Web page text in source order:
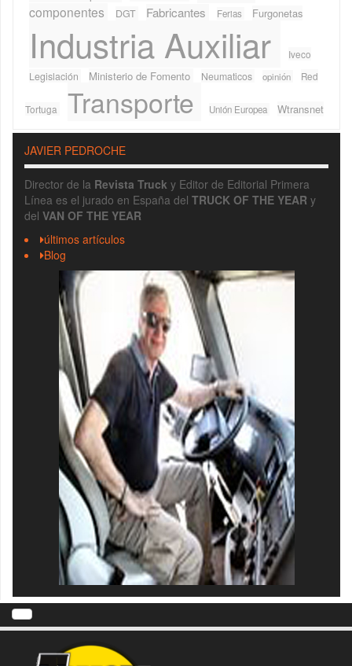
componentes DGT Fabricantes Ferias Furgonetas
Industria Auxiliar
Iveco
Legislación
Ministerio de Fomento Neumaticos opinión Red
Tortuga Transporte Unión Europea Wtransnet
JAVIER PEDROCHE
Director de la Revista Truck y Editor de Editorial Primera
Línea es el jurado en España del TRUCK OF THE YEAR y
del VAN OF THE YEAR
últimos artículos
Blog